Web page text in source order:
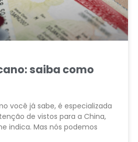
saiba como
você já sabe, é especializada
de vistos para a China,
indica. Mas nós podemos